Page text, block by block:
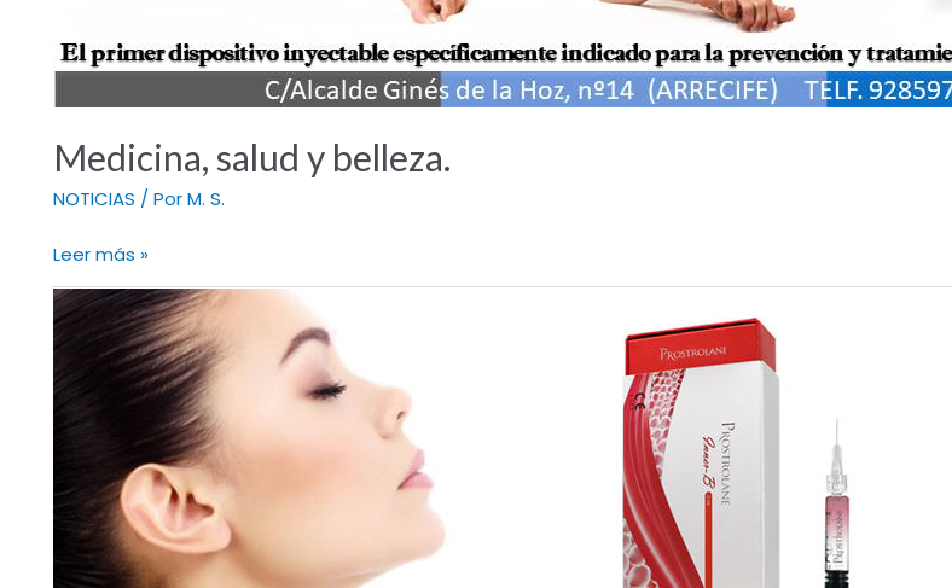
Medicina, salud y belleza.
NOTICIAS / PorM. S.
Leer más »
Prostrolane,
nueva
tecnología
inyectable
para
la
papada